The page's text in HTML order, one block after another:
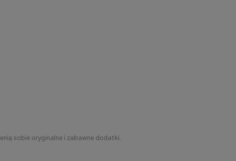
sobie oryginalne i zabawne dodatki.